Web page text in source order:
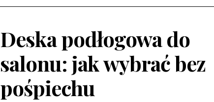
Deska podłogowa do
salonu: jak wybrać bez
pośpiechu